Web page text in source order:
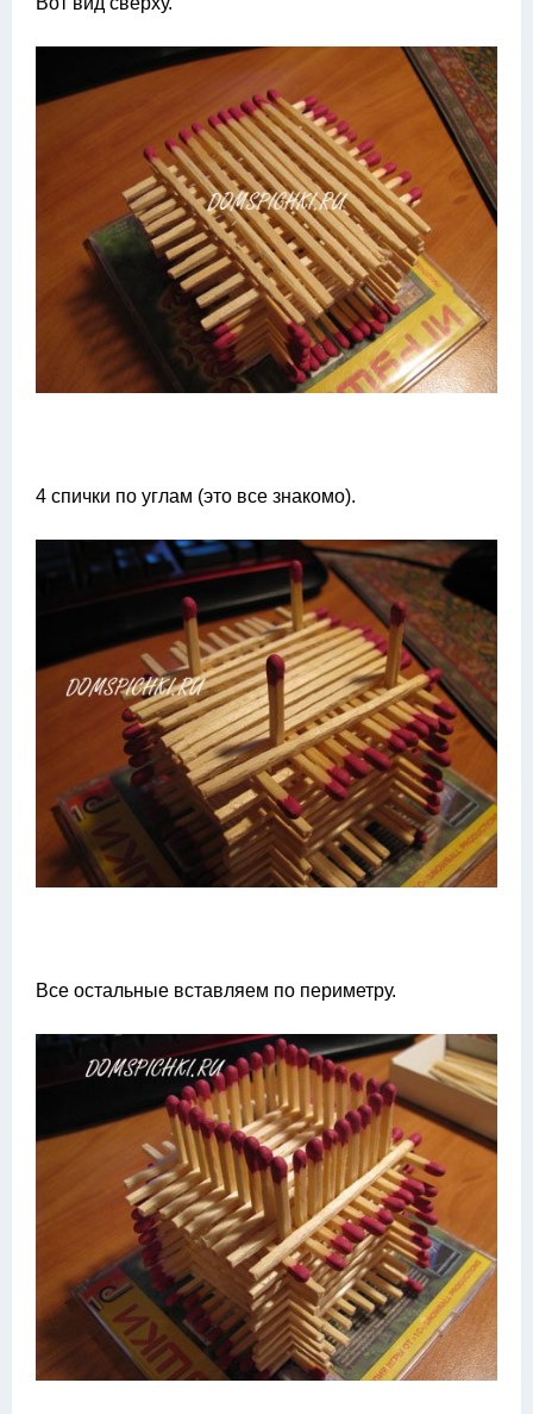
4 спички по углам (это все знакомо).
Все остальные вставляем по периметру.